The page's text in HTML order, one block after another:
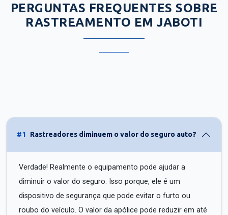
PERGUNTAS FREQUENTES SOBRE
RASTREAMENTO EM JABOTI
#1 Rastreadores diminuem o valor do seguro auto?
Verdade! Realmente o equipamento pode ajudar a
diminuir o valor do seguro. Isso porque, ele é um
dispositivo de segurança que pode evitar o furto ou
roubo do veículo. O valor da apólice pode reduzir em até